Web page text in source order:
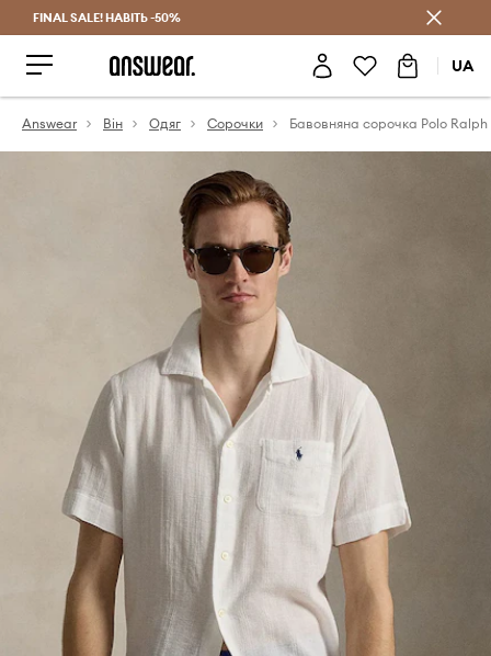
Заощаджуй з Answear Club
FINAL SALE! НАВІТЬ -50%
UA
Answear Він Одяг Сорочки